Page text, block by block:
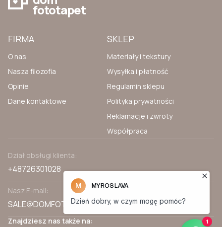
fototapet
Znajdziesz nas także na:
FIRMA
O nas
Nasza filozofia
Opinie
Dane kontaktowe
SKLEP
Materiały i tekstury
Wysyłka i płatność
Regulamin sklepu
Polityka prywatności
Reklamacje i zwroty
Współpraca
Dział obsługi klienta:
+48726301028
Nasz E-mail:
SALE@DOMFOTOTAPET.PL